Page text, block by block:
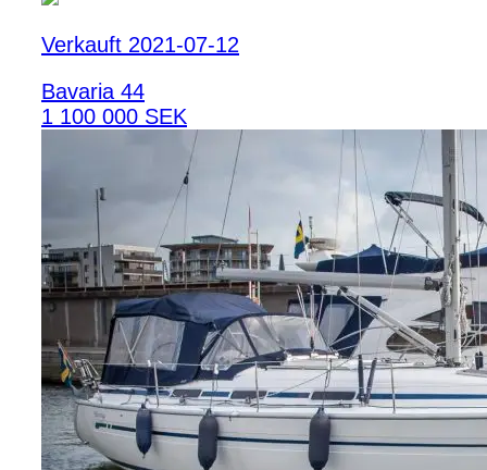
Verkauft 2021-07-12
Bavaria 44
1 100 000 SEK